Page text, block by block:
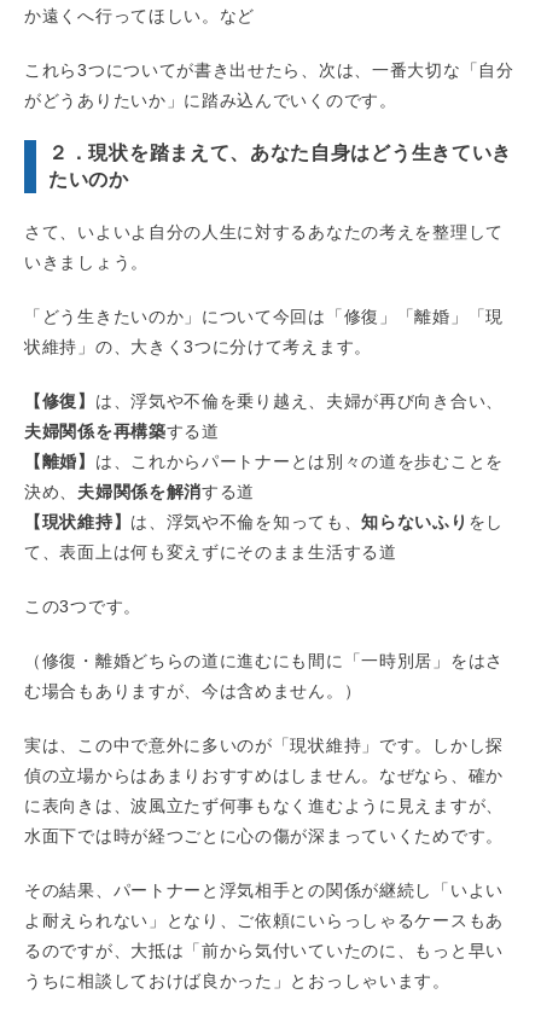
か遠くへ行ってほしい。など
これら3つについてが書き出せたら、次は、一番大切な「自分
がどうありたいか」に踏み込んでいくのです。
２．現状を踏まえて、あなた自身はどう生きていき
たいのか
さて、いよいよ自分の人生に対するあなたの考えを整理して
いきましょう。
「どう生きたいのか」について今回は「修復」「離婚」「現
状維持」の、大きく3つに分けて考えます。
【修復】 は、浮気や不倫を乗り越え、夫婦が再び向き合い、
夫婦関係を再構築する道
【離婚】 は、これからパートナーとは別々の道を歩むことを
決め、 夫婦関係を解消する道
【現状維持】 は、浮気や不倫を知っても、知らないふり をし
て、表面上は何も変えずにそのまま生活する道
この3つです。
（修復・離婚どちらの道に進むにも間に「一時別居」をはさ
む場合もありますが、今は含めません。）
実は、この中で意外に多いのが「現状維持」です。しかし探
偵の立場からはあまりおすすめはしません。なぜなら、確か
に表向きは、波風立たず何事もなく進むように見えますが、
水面下では時が経つごとに心の傷が深まっていくためです。
その結果、パートナーと浮気相手との関係が継続し「いよい
よ耐えられない」となり、ご依頼にいらっしゃるケースもあ
るのですが、大抵は「前から気付いていたのに、もっと早い
うちに相談しておけば良かった」とおっしゃいます。